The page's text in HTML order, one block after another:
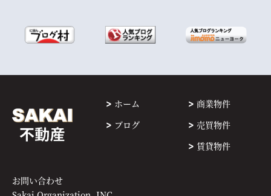
ホーム
ブログ
商業物件
売買物件
賃貸物件
お問い合わせ